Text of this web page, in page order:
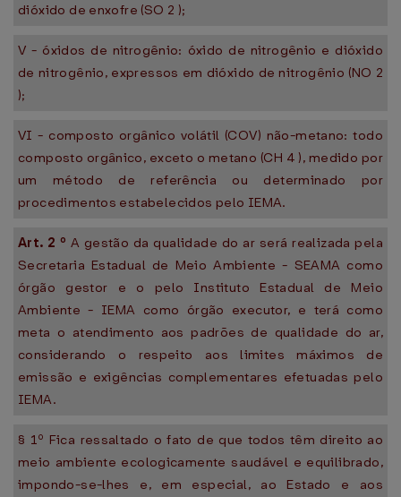
dióxido de enxofre (SO 2 );
V - óxidos de nitrogênio: óxido de nitrogênio e dióxido
de nitrogênio, expressos em dióxido de nitrogênio (NO 2
);
VI - composto orgânico volátil (COV) não-metano: todo
composto orgânico, exceto o metano (CH 4 ), medido por
um método de referência ou determinado por
procedimentos estabelecidos pelo IEMA.
Art. 2 º A gestão da qualidade do ar será realizada pela
Secretaria Estadual de Meio Ambiente - SEAMA como
órgão gestor e o pelo Instituto Estadual de Meio
Ambiente - IEMA como órgão executor, e terá como
meta o atendimento aos padrões de qualidade do ar,
considerando o respeito aos limites máximos de
emissão e exigências complementares efetuadas pelo
IEMA.
§ 1º Fica ressaltado o fato de que todos têm direito ao
meio ambiente ecologicamente saudável e equilibrado,
impondo-se-lhes e, em especial, ao Estado e aos